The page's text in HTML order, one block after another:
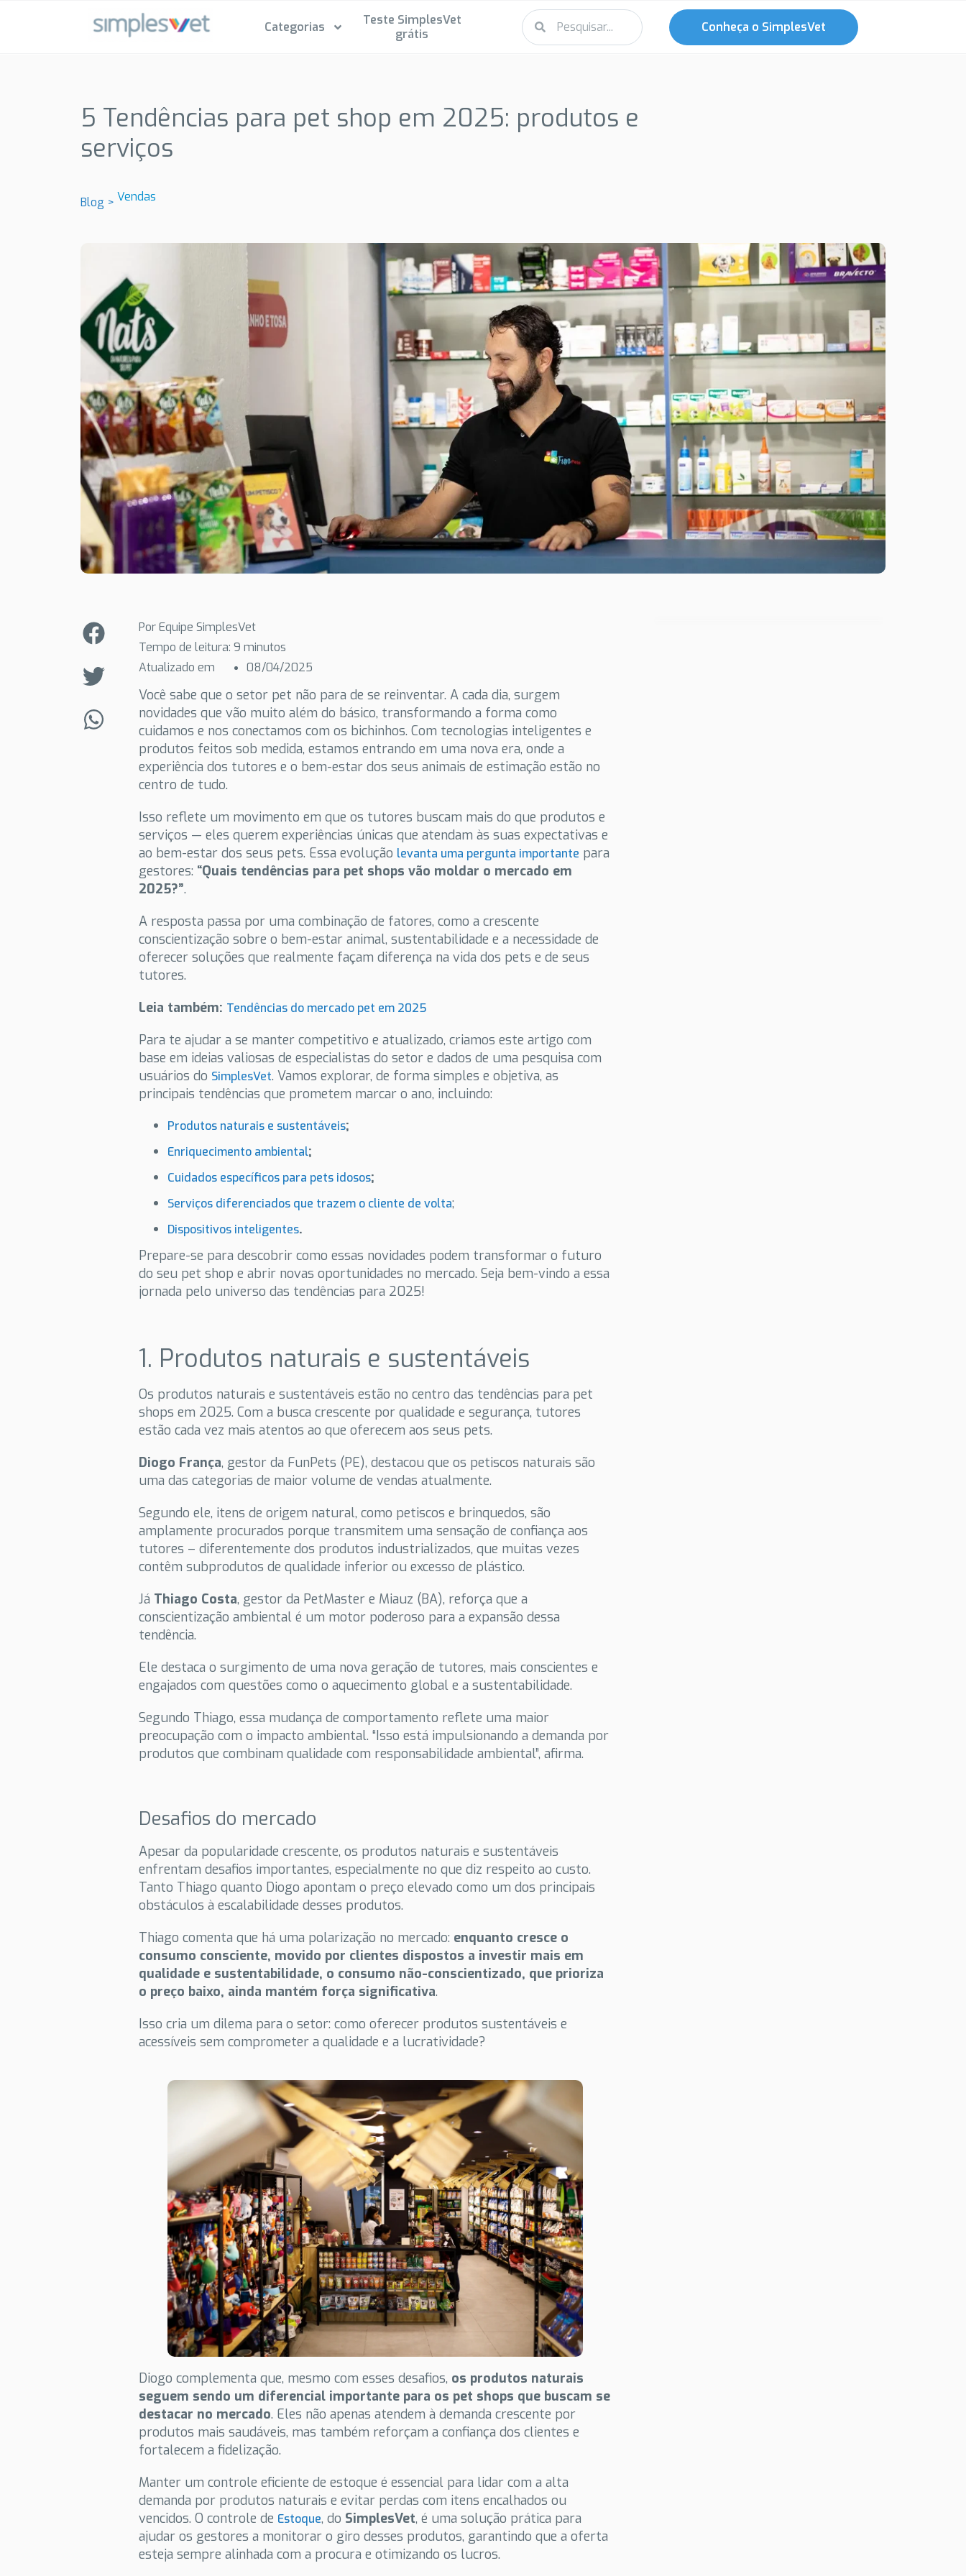
Categorias
Teste SimplesVet
grátis
Conheça o SimplesVet
5 Tendências para pet shop em 2025: produtos e
serviços
Blog > Vendas
Por Equipe SimplesVet
Tempo de leitura: 9 minutos
Atualizado em
08/04/2025
Você sabe que o setor pet não para de se reinventar. A cada dia, surgem
novidades que vão muito além do básico, transformando a forma como
cuidamos e nos conectamos com os bichinhos. Com tecnologias inteligentes e
produtos feitos sob medida, estamos entrando em uma nova era, onde a
experiência dos tutores e o bem-estar dos seus animais de estimação estão no
centro de tudo.
Isso reflete um movimento em que os tutores buscam mais do que produtos e
serviços — eles querem experiências únicas que atendam às suas expectativas e
ao bem-estar dos seus pets. Essa evolução levanta uma pergunta importante para
gestores: “Quais tendências para pet shops vão moldar o mercado em
2025?”.
A resposta passa por uma combinação de fatores, como a crescente
conscientização sobre o bem-estar animal, sustentabilidade e a necessidade de
oferecer soluções que realmente façam diferença na vida dos pets e de seus
tutores.
Leia também: Tendências do mercado pet em 2025
Para te ajudar a se manter competitivo e atualizado, criamos este artigo com
base em ideias valiosas de especialistas do setor e dados de uma pesquisa com
usuários do SimplesVet. Vamos explorar, de forma simples e objetiva, as
principais tendências que prometem marcar o ano, incluindo:
Produtos naturais e sustentáveis;
Enriquecimento ambiental;
Cuidados específicos para pets idosos;
Serviços diferenciados que trazem o cliente de volta;
Dispositivos inteligentes.
Prepare-se para descobrir como essas novidades podem transformar o futuro
do seu pet shop e abrir novas oportunidades no mercado. Seja bem-vindo a essa
jornada pelo universo das tendências para 2025!
1. Produtos naturais e sustentáveis
Os produtos naturais e sustentáveis estão no centro das tendências para pet
shops em 2025. Com a busca crescente por qualidade e segurança, tutores
estão cada vez mais atentos ao que oferecem aos seus pets.
Diogo França, gestor da FunPets (PE), destacou que os petiscos naturais são
uma das categorias de maior volume de vendas atualmente.
Segundo ele, itens de origem natural, como petiscos e brinquedos, são
amplamente procurados porque transmitem uma sensação de confiança aos
tutores – diferentemente dos produtos industrializados, que muitas vezes
contêm subprodutos de qualidade inferior ou excesso de plástico.
Já Thiago Costa, gestor da PetMaster e Miauz (BA), reforça que a
conscientização ambiental é um motor poderoso para a expansão dessa
tendência.
Ele destaca o surgimento de uma nova geração de tutores, mais conscientes e
engajados com questões como o aquecimento global e a sustentabilidade.
Segundo Thiago, essa mudança de comportamento reflete uma maior
preocupação com o impacto ambiental. “Isso está impulsionando a demanda por
produtos que combinam qualidade com responsabilidade ambiental”, afirma.
Desafios do mercado
Apesar da popularidade crescente, os produtos naturais e sustentáveis
enfrentam desafios importantes, especialmente no que diz respeito ao custo.
Tanto Thiago quanto Diogo apontam o preço elevado como um dos principais
obstáculos à escalabilidade desses produtos.
Thiago comenta que há uma polarização no mercado: enquanto cresce o
consumo consciente, movido por clientes dispostos a investir mais em
qualidade e sustentabilidade, o consumo não-conscientizado, que prioriza
o preço baixo, ainda mantém força significativa.
Isso cria um dilema para o setor: como oferecer produtos sustentáveis e
acessíveis sem comprometer a qualidade e a lucratividade?
Diogo complementa que, mesmo com esses desafios, os produtos naturais
seguem sendo um diferencial importante para os pet shops que buscam se
destacar no mercado. Eles não apenas atendem à demanda crescente por
produtos mais saudáveis, mas também reforçam a confiança dos clientes e
fortalecem a fidelização.
Manter um controle eficiente de estoque é essencial para lidar com a alta
demanda por produtos naturais e evitar perdas com itens encalhados ou
vencidos. O controle de Estoque, do SimplesVet, é uma solução prática para
ajudar os gestores a monitorar o giro desses produtos, garantindo que a oferta
esteja sempre alinhada com a procura e otimizando os lucros.